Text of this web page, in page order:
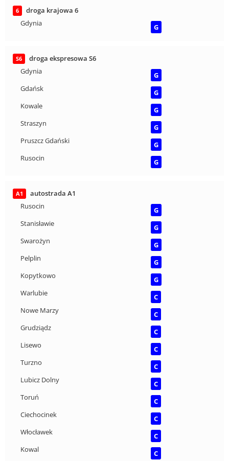
6
droga krajowa 6
Gdynia
G
S6
droga ekspresowa S6
Gdynia
G
Gdańsk
G
Kowale
G
Straszyn
G
Pruszcz Gdański
G
Rusocin
G
A1
autostrada A1
Rusocin
G
Stanisławie
G
Swarożyn
G
Pelplin
G
Kopytkowo
G
Warlubie
C
Nowe Marzy
C
Grudziądz
C
Lisewo
C
Turzno
C
Lubicz Dolny
C
Toruń
C
Ciechocinek
C
Włocławek
C
Kowal
C